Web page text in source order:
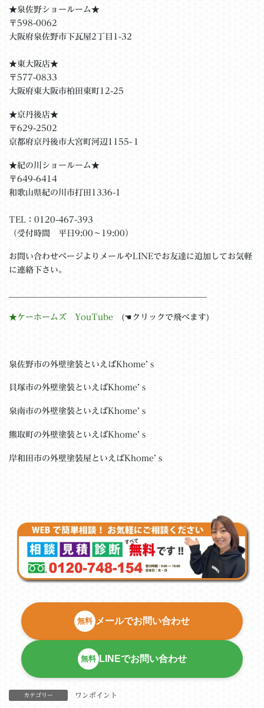
★泉佐野ショールーム★
〒598-0062
大阪府泉佐野市下瓦屋2丁目1-32
★東大阪店★
〒577-0833
大阪府東大阪市柏田東町12-25
★京丹後店★
〒629-2502
京都府京丹後市大宮町河辺1155-１
★紀の川ショールーム★
〒649-6414
和歌山県紀の川市打田1336-1
TEL：0120-467-393
（受付時間 平日9:00〜19:00）
お問い合わせページよりメールやLINEでお友達に追加してお気軽
に連絡下さい。
★ケーホームズ YouTube (☚クリックで飛べます)
泉佐野市の外壁塗装といえばKhome’ｓ
貝塚市の外壁塗装といえばKhome’ｓ
泉南市の外壁塗装といえばKhome’ｓ
熊取町の外壁塗装といえばKhome’ｓ
岸和田市の外壁塗装屋といえばKhome’ｓ
無料 メールでお問い合わせ
無料 LINEでお問い合わせ
カテゴリー ワンポイント